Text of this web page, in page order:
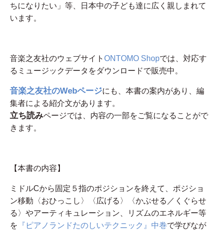
ちになりたい」等、日本中の子ども達に広く親しまれて
います。
音楽之友社のウェブサイト ONTOMO Shopでは、対応す
るミュージックデータをダウンロードで販売中。
音楽之友社のWebページにも、本書の案内があり、編
集者による紹介文があります。
立ち読みページでは、内容の一部をご覧になることがで
きます。
【本書の内容】
ミドルCから固定５指のポジションを終えて、ポジショ
ン移動〈おひっこし〉〈広げる〉〈かぶせる／くぐらせ
る〉やアーティキュレーション、リズムのエネルギー等
を 『ピアノランドたのしいテクニック』中巻で学びなが